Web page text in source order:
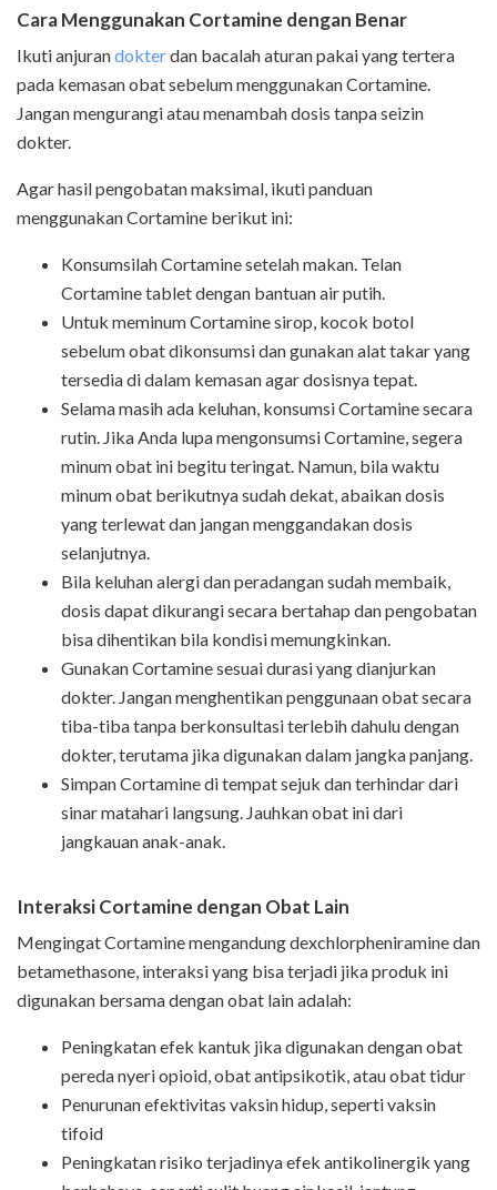
Cara Menggunakan Cortamine dengan Benar
Ikuti anjurandokterdan bacalah aturan pakai yang tertera
pada kemasan obat sebelum menggunakan Cortamine.
Jangan mengurangi atau menambah dosis tanpa seizin
dokter.
Agar hasil pengobatan maksimal, ikuti panduan
menggunakan Cortamine berikut ini:
Konsumsilah Cortamine setelah makan. Telan
Cortamine tablet dengan bantuan air putih.
Untuk meminum Cortamine sirop, kocok botol
sebelum obat dikonsumsi dan gunakan alat takar yang
tersedia di dalam kemasan agar dosisnya tepat.
Selama masih ada keluhan, konsumsi Cortamine secara
rutin. Jika Anda lupa mengonsumsi Cortamine, segera
minum obat ini begitu teringat. Namun, bila waktu
minum obat berikutnya sudah dekat, abaikan dosis
yang terlewat dan jangan menggandakan dosis
selanjutnya.
Bila keluhan alergi dan peradangan sudah membaik,
dosis dapat dikurangi secara bertahap dan pengobatan
bisa dihentikan bila kondisi memungkinkan.
Gunakan Cortamine sesuai durasi yang dianjurkan
dokter. Jangan menghentikan penggunaan obat secara
tiba-tiba tanpa berkonsultasi terlebih dahulu dengan
dokter, terutama jika digunakan dalam jangka panjang.
Simpan Cortamine di tempat sejuk dan terhindar dari
sinar matahari langsung. Jauhkan obat ini dari
jangkauan anak-anak.
Interaksi Cortamine dengan Obat Lain
Mengingat Cortamine mengandung dexchlorpheniramine dan
betamethasone, interaksi yang bisa terjadi jika produk ini
digunakan bersama dengan obat lain adalah:
Peningkatan efek kantuk jika digunakan dengan obat
pereda nyeri opioid, obat antipsikotik, atau obat tidur
Penurunan efektivitas vaksin hidup, seperti vaksin
tifoid
Peningkatan risiko terjadinya efek antikolinergik yang